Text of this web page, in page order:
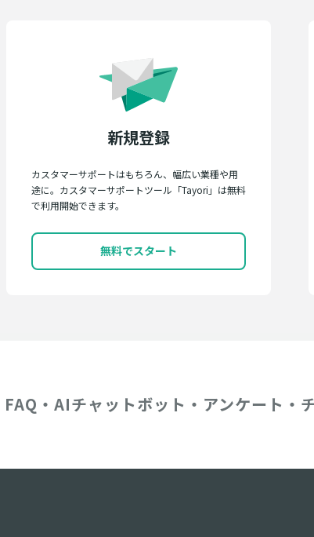
新規登録
カスタマーサポートはもちろん、幅広い業種や用
途に。カスタマーサポートツール「Tayori」は無料
で利用開始できます。
無料でスタート
FAQ・AIチャットボット・アンケート・